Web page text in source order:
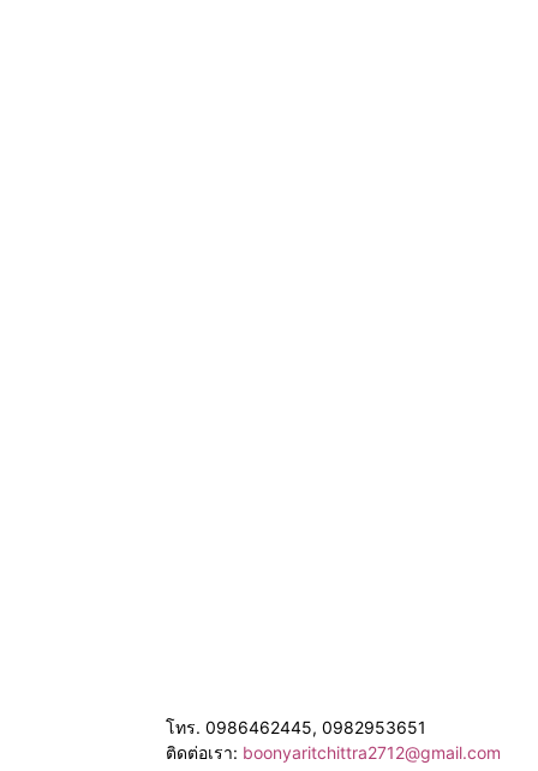
โทร. 0986462445, 0982953651
ติดต่อเรา: boonyaritchittra2712@gmail.com